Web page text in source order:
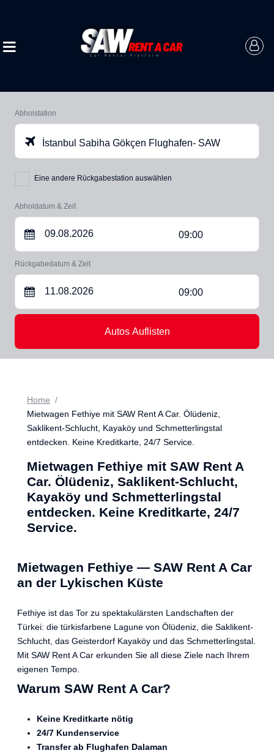
Abholstation
İstanbul Sabiha Gökçen Flughafen- SAW
Eine andere Rückgabestation auswählen
Abholdatum & Zeit
09:00
Rückgabedatum & Zeit
09:00
Autos Auflisten
Home
Mietwagen Fethiye mit SAW Rent A Car. Ölüdeniz,
Saklikent-Schlucht, Kayaköy und Schmetterlingstal
entdecken. Keine Kreditkarte, 24/7 Service.
Mietwagen Fethiye mit SAW Rent A
Car. Ölüdeniz, Saklikent-Schlucht,
Kayaköy und Schmetterlingstal
entdecken. Keine Kreditkarte, 24/7
Service.
Mietwagen Fethiye — SAW Rent A Car
an der Lykischen Küste
Fethiye ist das Tor zu spektakulärsten Landschaften der
Türkei: die türkisfarbene Lagune von Ölüdeniz, die Saklikent-
Schlucht, das Geisterdorf Kayaköy und das Schmetterlingstal.
Mit SAW Rent A Car erkunden Sie all diese Ziele nach Ihrem
eigenen Tempo.
Warum SAW Rent A Car?
Keine Kreditkarte nötig
24/7 Kundenservice
Transfer ab Flughafen Dalaman